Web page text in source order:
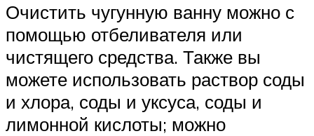
Очистить чугунную ванну можно с
помощью отбеливателя или
чистящего средства. Также вы
можете использовать раствор соды
и хлора, соды и уксуса, соды и
лимонной кислоты; можно